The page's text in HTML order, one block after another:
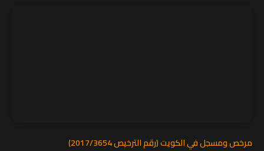
مرخص ومسجل في الكويت (رقم الترخيص 2017/3654)